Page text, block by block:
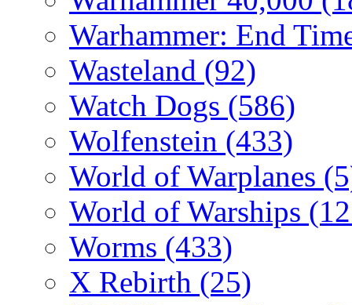
Warhammer: End
Wasteland (92)
Watch Dogs (586)
Wolfenstein (433)
World of Warplanes
World of Warships
Worms (433)
X Rebirth (25)